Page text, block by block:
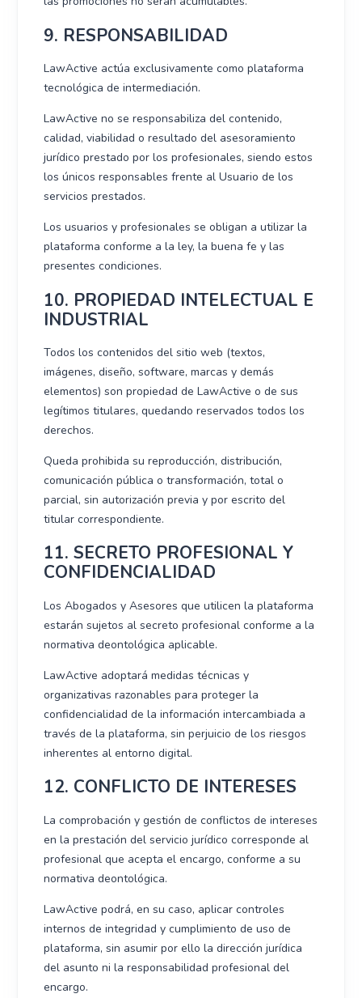
9. RESPONSABILIDAD
LawActive actúa exclusivamente como plataforma
tecnológica de intermediación.
LawActive no se responsabiliza del contenido,
calidad, viabilidad o resultado del asesoramiento
jurídico prestado por los profesionales, siendo estos
los únicos responsables frente al Usuario de los
servicios prestados.
Los usuarios y profesionales se obligan a utilizar la
plataforma conforme a la ley, la buena fe y las
presentes condiciones.
10. PROPIEDAD INTELECTUAL E
INDUSTRIAL
Todos los contenidos del sitio web (textos,
imágenes, diseño, software, marcas y demás
elementos) son propiedad de LawActive o de sus
legítimos titulares, quedando reservados todos los
derechos.
Queda prohibida su reproducción, distribución,
comunicación pública o transformación, total o
parcial, sin autorización previa y por escrito del
titular correspondiente.
11. SECRETO PROFESIONAL Y
CONFIDENCIALIDAD
Los Abogados y Asesores que utilicen la plataforma
estarán sujetos al secreto profesional conforme a la
normativa deontológica aplicable.
LawActive adoptará medidas técnicas y
organizativas razonables para proteger la
confidencialidad de la información intercambiada a
través de la plataforma, sin perjuicio de los riesgos
inherentes al entorno digital.
12. CONFLICTO DE INTERESES
La comprobación y gestión de conflictos de intereses
en la prestación del servicio jurídico corresponde al
profesional que acepta el encargo, conforme a su
normativa deontológica.
LawActive podrá, en su caso, aplicar controles
internos de integridad y cumplimiento de uso de
plataforma, sin asumir por ello la dirección jurídica
del asunto ni la responsabilidad profesional del
encargo.